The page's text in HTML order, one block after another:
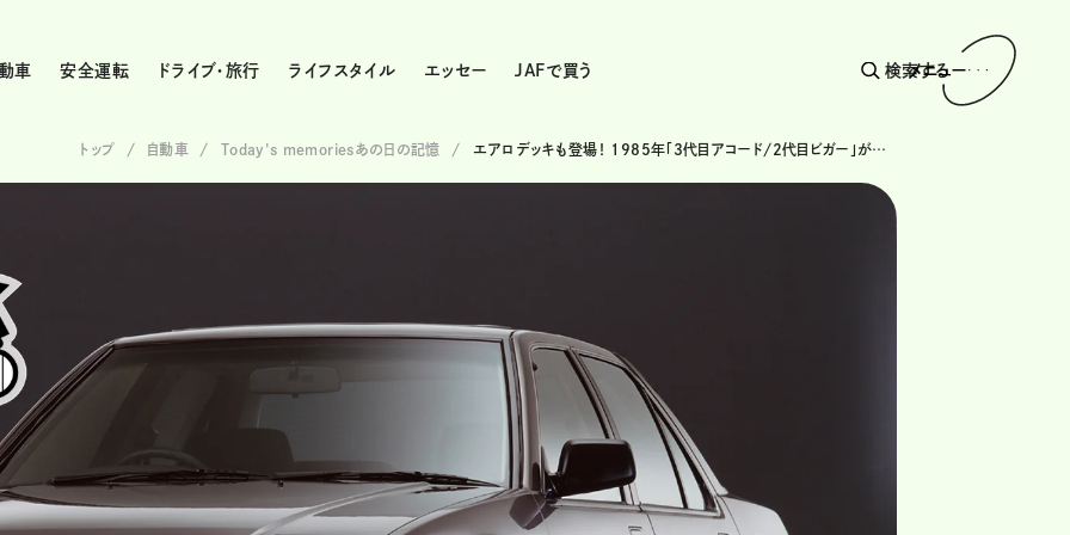
車 安全運転 ドライブ・旅行 ライフスタイル エッセー JAFで買う 検索する
メニュー
トップ 自動車 Today's memoriesあの日の記憶 エアロデッキも登場！ 1985年「3代目アコード/2代目ビガー」が示した上質の新基準